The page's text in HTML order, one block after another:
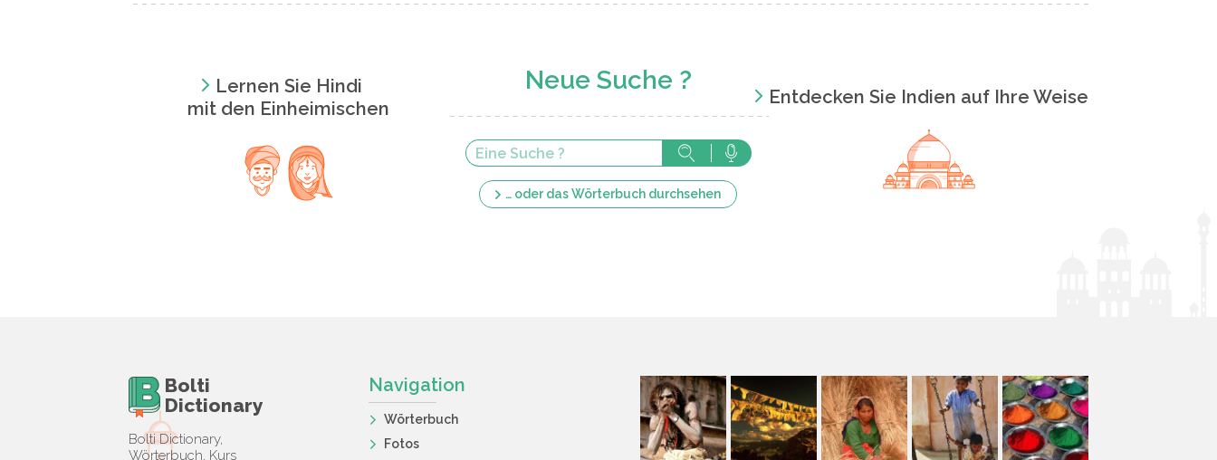
Lernen Sie Hindi
mit den Einheimischen
Neue Suche ?
… oder das Wörterbuch durchsehen
Entdecken Sie Indien auf Ihre Weise
Bolti
Dictionary
Bolti Dictionary,
Wörterbuch, Kurs
Navigation
Wörterbuch
Fotos